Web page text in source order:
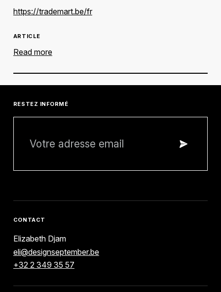
https://trademart.be/fr
ARTICLE
Read more
RESTEZ INFORMÉ
CONTACT
Elizabeth Djam
eli@designseptember.be
+32 2 349 35 57